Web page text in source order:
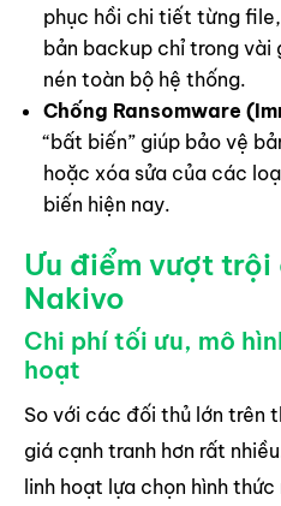
phục hồi chi tiết từng
bản backup chỉ trong vài
nén toàn bộ hệ thống.
Chống Ransomware
“bất biến” giúp bảo vệ
hoặc xóa sửa của các
biến hiện nay.
Ưu điểm vượt
Nakivo
Chi phí tối ưu, mô
hoạt
So với các đối thủ lớn trên
giá cạnh tranh hơn rất
linh hoạt lựa chọn hình